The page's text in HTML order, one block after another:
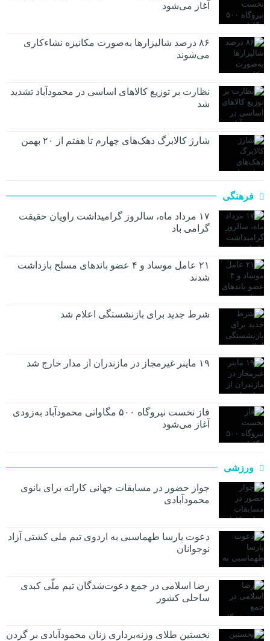
آغاز می‌شود
۸۶ درصد شالیزارها به‌صورت مکانیزه نشاءکاری
می‌شوند
نظارت بر توزیع کالا‌های اساسی در محمودآباد تشدید
شد
شارژ کالابرگ دهک‌های چهارم تا هفتم از ۲۰ بهمن
فرهنگی
۱۷ مرداد ماه، سالروز گرامیداشت راویان حقیقت
گرامی باد
۲۱ عامل موساد و ۴ عضو باند‌های مسلح بازداشت
شدند
شرط جدید برای بازنشستگی اعلام شد
۱۹ ماینر غیرمجاز در مازندران از مدار خارج شد
فاز نخست نیروگاه ۵۰۰ مگاواتی محمودآباد به‌زودی
آغاز می‌شود
ورزشی
جواز حضور در مسابقات جهانی کاراته برای بانوی
محمودآبادی
دعوت پارسا طهماسبی به اردوی تیم ملی کشتی آزاد
نوجوانان
رضا اسلامی در جمع دعوت‌شدگان تیم ملّی کبدی
ساحلی کشور
نخستین طلای وزنه‌برداری زنان محمودآبادی بر گردن